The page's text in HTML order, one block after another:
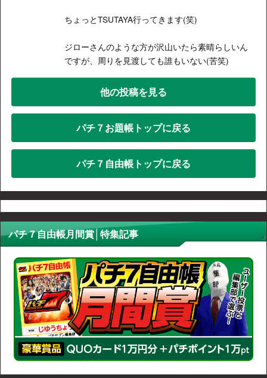
ちょっとTSUTAYA行ってきます(笑)
ジローさんのような方が沢山いたら素晴らしいん
ですが、周りを見渡しても誰もいない(苦笑)
他の投稿を見る
パチ７お題帳トップに戻る
パチ７自由帳トップに戻る
パチ７自由帳月間賞│特集記事